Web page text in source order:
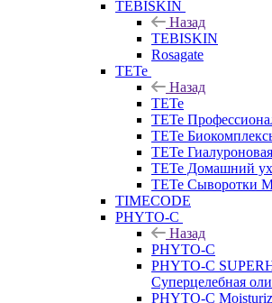
TEBISKIN
Назад
TEBISKIN
Rosagate
TETe
Назад
TETe
TETe
TETe
TETe
TETe Домашний
TETe Сыворотки
TIMECODE
PHYTO-C
Назад
PHYTO-C
PHYTO-C
Суперцелебная
PHYTO-C